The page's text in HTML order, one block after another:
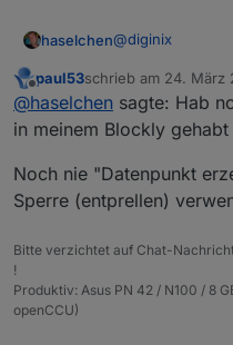
haselchen@diginix
Ok
Aber strange.
Hab noch nie
Blockly gehabt
Offline
paul53schrieb am 24. März
zuletzt editiert von
@haselchen sagte: Hab
in meinem Blockly gehabt
Noch nie "Datenpunkt
Sperre (entprellen)
Bitte verzichtet auf Chat-
!
Produktiv: Asus PN 42 / N100 / 8
openCCU)